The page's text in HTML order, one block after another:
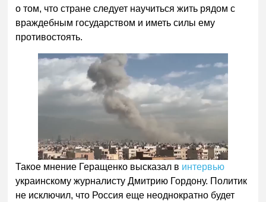
о том, что стране следует научиться жить рядом с
враждебным государством и иметь силы ему
противостоять.
Такое мнение Геращенко высказал в интервью
украинскому журналисту Дмитрию Гордону. Политик
не исключил, что Россия еще неоднократно будет